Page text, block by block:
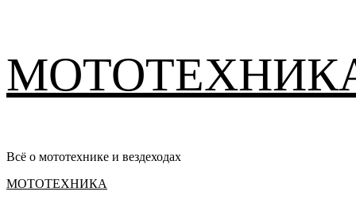
содержимому
Всё о мототехнике и вездеходах
Основное
МОТОТЕХНИКА